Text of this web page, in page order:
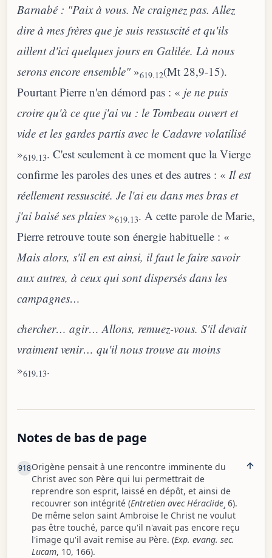
Barnabé : "Paix à vous. Ne craignez pas. Allez
dire à mes frères que je suis ressuscité et qu'ils
aillent d'ici quelques jours en Galilée. Là nous
serons encore ensemble" »619.12(Mt 28,9-15).
Pourtant Pierre n'en démord pas : « je ne puis
croire qu'à ce que j'ai vu : le Tombeau ouvert et
vide et les gardes partis avec le Cadavre volatilisé
»619.13. C'est seulement à ce moment que la Vierge
confirme les paroles des unes et des autres : « Il est
réellement ressuscité. Je l'ai eu dans mes bras et
j'ai baisé ses plaies »619.13. A cette parole de Marie,
Pierre retrouve toute son énergie habituelle : «
Mais alors, s'il en est ainsi, il faut le faire savoir
aux autres, à ceux qui sont dispersés dans les
campagnes…
chercher… agir… Allons, remuez-vous. S'il devait
vraiment venir… qu'il nous trouve au moins
»619.13.
Notes de bas de page
918Origène pensait à une rencontre imminente du
Christ avec son Père qui lui permettrait de
reprendre son esprit, laissé en dépôt, et ainsi de
recouvrer son intégrité (Entretien avec Héraclide ¸ 6).
De même selon saint Ambroise le Christ ne voulut
pas être touché, parce qu'il n'avait pas encore reçu
l'image qu'il avait remise au Père. (Exp. evang. sec.
Lucam, 10, 166).